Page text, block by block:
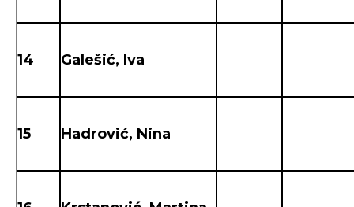
14 Galešić, Iva
15 Hadrović, Nina